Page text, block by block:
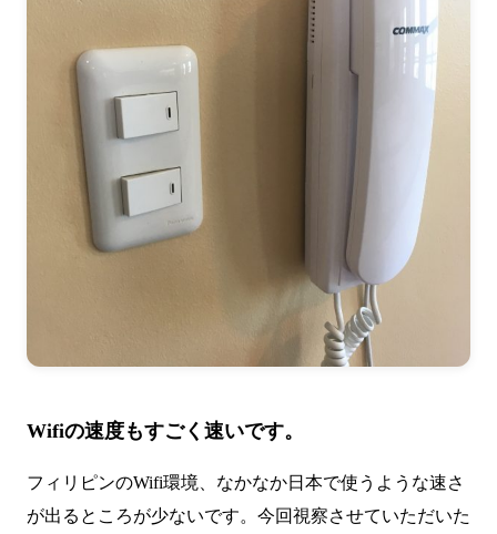
Wifiの速度もすごく速いです。
フィリピンのWifi環境、なかなか日本で使うような速さ
が出るところが少ないです。今回視察させていただいた